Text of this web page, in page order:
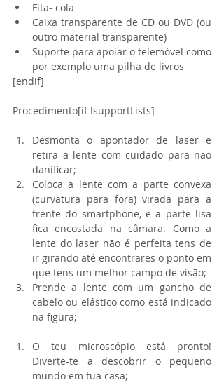
Fita- cola
Caixa transparente de CD ou DVD (ou
outro material transparente)
Suporte para apoiar o telemóvel como
por exemplo uma pilha de livros
[endif]
Procedimento[if !supportLists]
Desmonta o apontador de laser e
retira a lente com cuidado para não
danificar;
Coloca a lente com a parte convexa
(curvatura para fora) virada para a
frente do smartphone, e a parte lisa
fica encostada na câmara. Como a
lente do laser não é perfeita tens de
ir girando até encontrares o ponto em
Prende a lente com um gancho de
cabelo ou elástico como está indicado
na figura;
O teu microscópio está pronto!
Diverte-te a descobrir o pequeno
mundo em tua casa;